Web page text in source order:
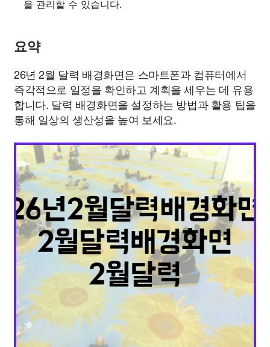
을 관리할 수 있습니다.
요약
26년 2월 달력 배경화면은 스마트폰과 컴퓨터에서
즉각적으로 일정을 확인하고 계획을 세우는 데 유용
합니다. 달력 배경화면을 설정하는 방법과 활용 팁을
통해 일상의 생산성을 높여 보세요.